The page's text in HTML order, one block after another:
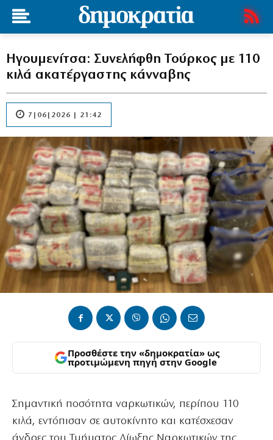
Ηγουμενίτσα: Συνελήφθη Τούρκος με 110
κιλά ακατέργαστης κάνναβης
7|06|2026 | 21:42
Προσθέστε την «δημοκρατία» ως
προτιμώμενη πηγή στην Google
Σημαντική ποσότητα ναρκωτικών, περίπου 110
κιλά, εντόπισαν σε αυτοκίνητο και κατέσχεσαν